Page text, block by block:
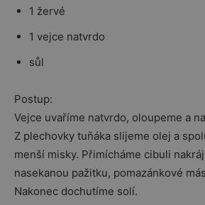
1 žervé
1 vejce natvrdo
sůl
Postup:
Vejce uvaříme natvrdo, oloupeme a
Z plechovky tuňáka slijeme olej a
menší misky. Přimícháme cibuli
nasekanou pažitku, pomazánkové
Nakonec dochutíme solí.